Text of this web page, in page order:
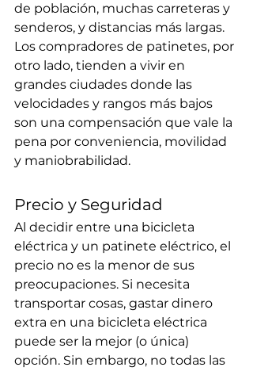
de población, muchas carreteras y
senderos, y distancias más largas.
Los compradores de patinetes, por
otro lado, tienden a vivir en
grandes ciudades donde las
velocidades y rangos más bajos
son una compensación que vale la
pena por conveniencia, movilidad
y maniobrabilidad.
Precio y Seguridad
Al decidir entre una bicicleta
eléctrica y un patinete eléctrico, el
precio no es la menor de sus
preocupaciones. Si necesita
transportar cosas, gastar dinero
extra en una bicicleta eléctrica
puede ser la mejor (o única)
opción. Sin embargo, no todas las